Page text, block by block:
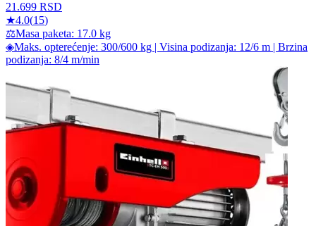
21.699 RSD
★4.0(15)
⚖Masa paketa: 17.0 kg
◈Maks. opterećenje: 300/600 kg | Visina podizanja: 12/6 m | Brzina
podizanja: 8/4 m/min